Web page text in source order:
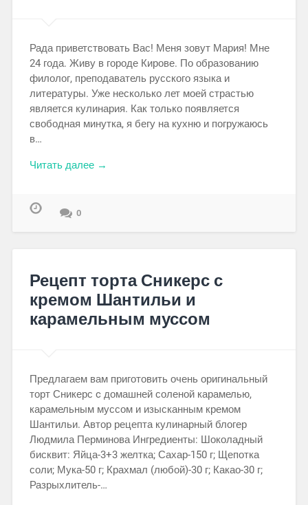
Рада приветствовать Вас! Меня зовут Мария! Мне
24 года. Живу в городе Кирове. По образованию
филолог, преподаватель русского языка и
литературы. Уже несколько лет моей страстью
является кулинария. Как только появляется
свободная минутка, я бегу на кухню и погружаюсь
в…
Читать далее →
0
Рецепт торта Сникерс с
кремом Шантильи и
карамельным муссом
Предлагаем вам приготовить очень оригинальный
торт Сникерс c домашней соленой карамелью,
карамельным муссом и изысканным кремом
Шантильи. Автор рецепта кулинарный блогер
Людмила Перминова Ингредиенты: Шоколадный
бисквит: Яйца-3+3 желтка; Сахар-150 г; Щепотка
соли; Мука-50 г; Крахмал (любой)-30 г; Какао-30 г;
Разрыхлитель-…